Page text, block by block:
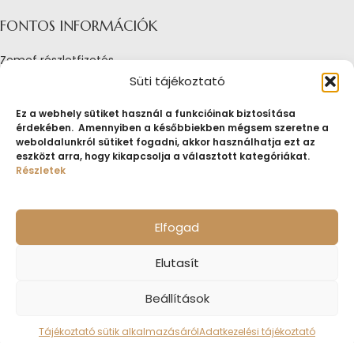
Süti tájékoztató
Ez a webhely sütiket használ a funkcióinak biztosítása
érdekében. Amennyiben a későbbiekben mégsem szeretne a
weboldalunkról sütiket fogadni, akkor használhatja ezt az
eszközt arra, hogy kikapcsolja a választott kategóriákat.
Részletek
Elfogad
Elutasít
Beállítások
Tájékoztató sütik alkalmazásárólAdatkezelési tájékoztató
FONTOS INFORMÁCIÓK
Zemef részletfizetés
Adatkezelési tájékoztató
Tájékoztató sütik alkalmazásáról
Fogyasztóvédelmi tájékoztató
Jogi nyilatkozat
Impresszum